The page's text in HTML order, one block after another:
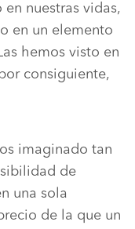
nuestras vidas,
en un elemento
hemos visto en
consiguiente,
imaginado tan
de
una sola
de la que un